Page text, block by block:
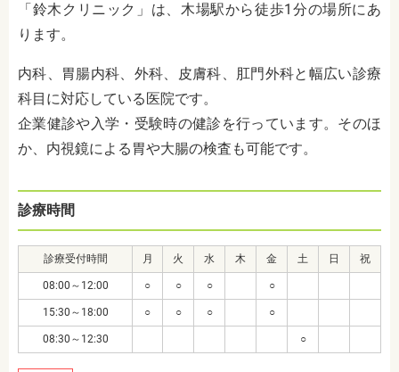
「鈴木クリニック」は、木場駅から徒歩1分の場所にあ
ります。
内科、胃腸内科、外科、皮膚科、肛門外科と幅広い診療
科目に対応している医院です。
企業健診や入学・受験時の健診を行っています。そのほ
か、内視鏡による胃や大腸の検査も可能です。
診療時間
診療受付時間 月 火 水 木 金 土 日 祝
08:00～12:00 ○ ○ ○ ○
15:30～18:00 ○ ○ ○ ○
08:30～12:30 ○